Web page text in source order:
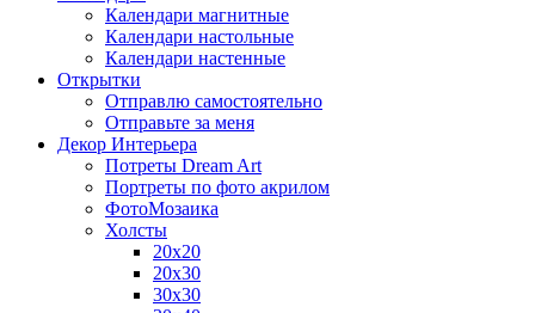
Календари магнитные
Календари настольные
Календари настенные
Открытки
Отправлю самостоятельно
Отправьте за меня
Декор Интерьера
Потреты Dream Art
Портреты по фото акрилом
ФотоМозаика
Холсты
20х20
20х30
30х30